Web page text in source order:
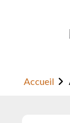
Accueil